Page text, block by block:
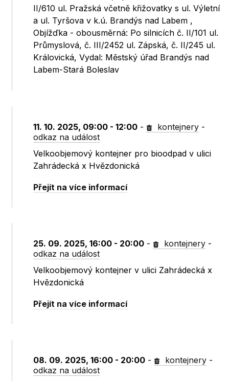
II/610 ul. Pražská včetně křižovatky s ul. Výletní
a ul. Tyršova v k.ú. Brandýs nad Labem ,
Objížďka - obousměrná: Po silnicích č. II/101 ul.
Průmyslová, č. III/2452 ul. Zápská, č. II/245 ul.
Královická, Vydal: Městský úřad Brandýs nad
Labem-Stará Boleslav
11. 10. 2025, 09:00 - 12:00 - kontejnery -
odkaz na událost
Velkoobjemový kontejner pro bioodpad v ulici
Zahrádecká x Hvězdonická
Přejít na více informací
25. 09. 2025, 16:00 - 20:00 - kontejnery -
odkaz na událost
Velkoobjemový kontejner v ulici Zahrádecká x
Hvězdonická
Přejít na více informací
08. 09. 2025, 16:00 - 20:00 - kontejnery -
odkaz na událost